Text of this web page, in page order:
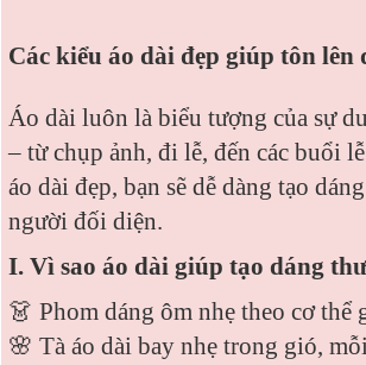
Các kiểu áo dài đẹp giúp tôn
Áo dài luôn là biểu tượng của sự
– từ chụp ảnh, đi lễ, đến các buổi
áo dài đẹp, bạn sẽ dễ dàng tạo
người đối diện.
I. Vì sao áo dài giúp tạo dáng
👗 Phom dáng ôm nhẹ theo cơ
🌸 Tà áo dài bay nhẹ trong gió,